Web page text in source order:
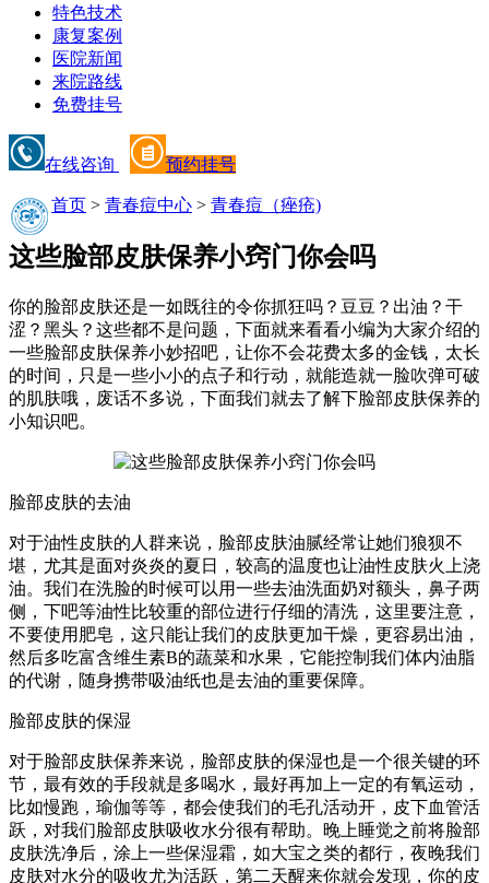
特色技术
康复案例
医院新闻
来院路线
免费挂号
在线咨询 预约挂号
首页 > 青春痘中心 > 青春痘（痤疮)
这些脸部皮肤保养小窍门你会吗
你的脸部皮肤还是一如既往的令你抓狂吗？豆豆？出油？干
涩？黑头？这些都不是问题，下面就来看看小编为大家介绍的
一些脸部皮肤保养小妙招吧，让你不会花费太多的金钱，太长
的时间，只是一些小小的点子和行动，就能造就一脸吹弹可破
的肌肤哦，废话不多说，下面我们就去了解下脸部皮肤保养的
小知识吧。
脸部皮肤的去油
对于油性皮肤的人群来说，脸部皮肤油腻经常让她们狼狈不
堪，尤其是面对炎炎的夏日，较高的温度也让油性皮肤火上浇
油。我们在洗脸的时候可以用一些去油洗面奶对额头，鼻子两
侧，下吧等油性比较重的部位进行仔细的清洗，这里要注意，
不要使用肥皂，这只能让我们的皮肤更加干燥，更容易出油，
然后多吃富含维生素B的蔬菜和水果，它能控制我们体内油脂
的代谢，随身携带吸油纸也是去油的重要保障。
脸部皮肤的保湿
对于脸部皮肤保养来说，脸部皮肤的保湿也是一个很关键的环
节，最有效的手段就是多喝水，最好再加上一定的有氧运动，
比如慢跑，瑜伽等等，都会使我们的毛孔活动开，皮下血管活
跃，对我们脸部皮肤吸收水分很有帮助。晚上睡觉之前将脸部
皮肤洗净后，涂上一些保湿霜，如大宝之类的都行，夜晚我们
皮肤对水分的吸收尤为活跃，第二天醒来你就会发现，你的皮